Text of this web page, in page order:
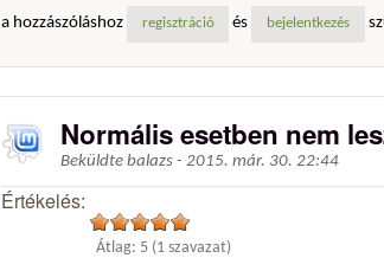
a hozzászóláshoz regisztráció és bejelentkezés
Normális esetben nem
Beküldte balazs - 2015. már. 30. 22:44
Értékelés:
Átlag: 5 (1 szavazat)